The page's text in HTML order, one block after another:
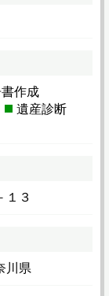
作成
遺産診断
１３
川県